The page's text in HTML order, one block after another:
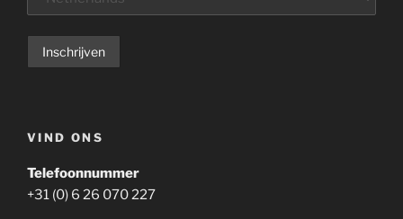
VIND ONS
Telefoonnummer
+31 (0) 6 26 070 227